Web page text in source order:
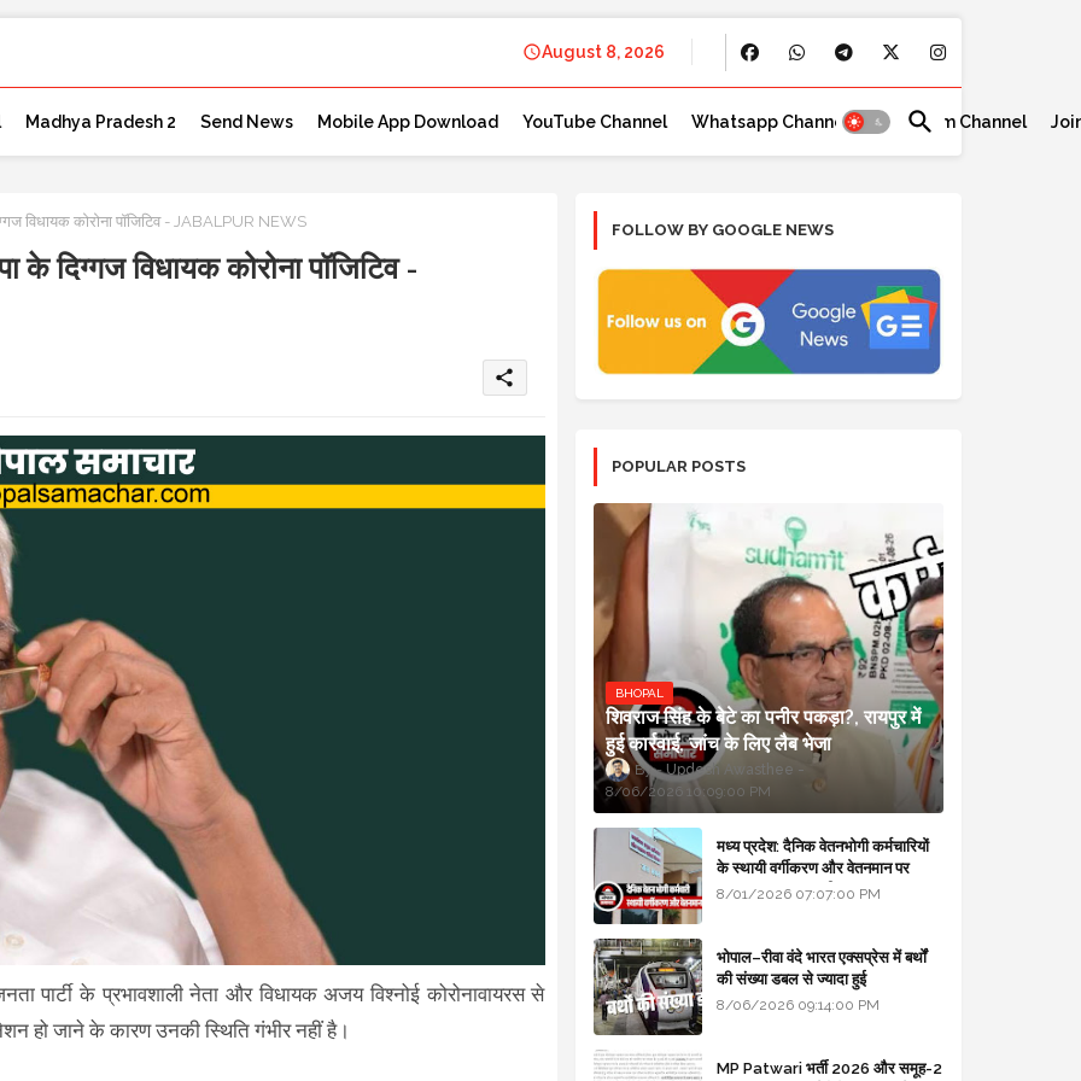
August 8, 2026
Madhya Pradesh 2 Send News Mobile App Download YouTube Channel Whatsapp Channel Telegram Channel
विधायक कोरोना पॉजिटिव - JABALPUR NEWS
दिग्गज विधायक कोरोना पॉजिटिव -
share
पार्टी के प्रभावशाली नेता और विधायक अजय विश्नोई कोरोनावायरस से
हो जाने के कारण उनकी स्थिति गंभीर नहीं है।
FOLLOW BY GOOGLE NEWS
POPULAR POSTS
BHOPAL
शिवराज सिंह के बेटे का पनीर पकड़ा?, रायपुर में
हुई कार्रवाई, जांच के लिए लैब भेजा
Updesh Awasthee
8/06/2026 10:09:00 PM
मध्य प्रदेश: दैनिक वेतनभोगी कर्मचारियों
के स्थायी वर्गीकरण और वेतनमान पर
सरकार का बड़ा स्पष्टीकरण
8/01/2026 07:07:00 PM
भोपाल–रीवा वंदे भारत एक्सप्रेस में बर्थों
की संख्या डबल से ज्यादा हुई
8/06/2026 09:14:00 PM
MP Patwari भर्ती 2026 और समूह-2